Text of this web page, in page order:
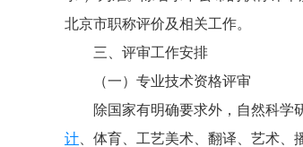
北京市职称评价及相关工作。
三、评审工作安排
（一）专业技术资格评审
除国家有明确要求外，自然科学
计 、体育、工艺美术、翻译、艺术